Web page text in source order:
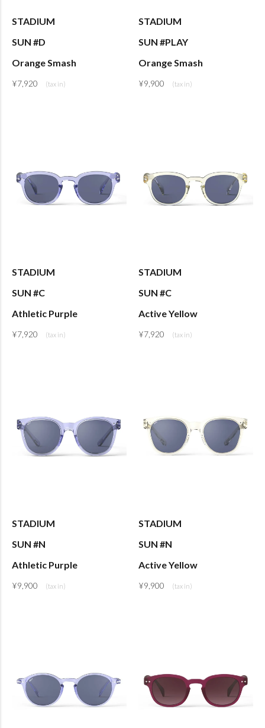
STADIUM
SUN #D
Orange Smash
¥7,920
STADIUM
SUN #PLAY
Orange Smash
¥9,900
STADIUM
SUN #C
Athletic Purple
¥7,920
STADIUM
SUN #C
Active Yellow
¥7,920
STADIUM
SUN #N
Athletic Purple
¥9,900
STADIUM
SUN #N
Active Yellow
¥9,900